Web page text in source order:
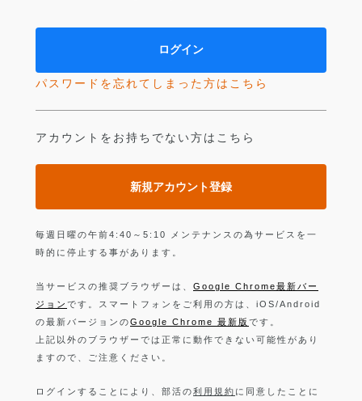
パスワードを忘れてしまった方はこちら
アカウントをお持ちでない方はこちら
新規アカウント登録
毎週日曜の午前4:40～5:10 メンテナンスの為サービスを一
時的に停止する事があります。
当サービスの推奨ブラウザーは、 Google Chrome最新バー
ジョン です。スマートフォンをご利用の方は、iOS/Android
の最新バージョンのGoogle Chrome 最新版 です。
上記以外のブラウザーでは正常に動作できない可能性があり
ますので、ご注意ください。
ログインすることにより、部活の利用規約 に同意したことに